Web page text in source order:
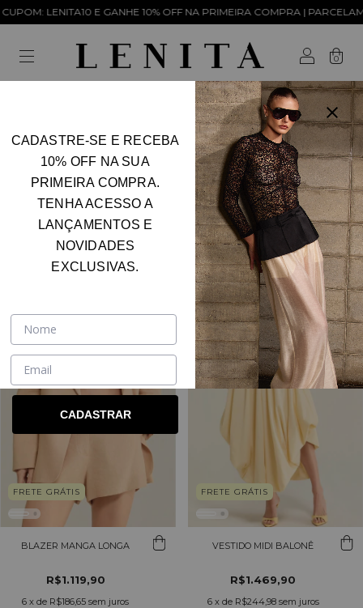
10% OFF NA PRIMEIRA COMPRA | PARCELAMENTO EM ATÉ 6x SEM
0
NEW IN FILTRAR
FRETE GRÁTIS
BLAZER MANGA LONGA
R$1.119,90
6 x de R$186,65 sem juros
FRETE GRÁTIS
VESTIDO MIDI BALONÊ
R$1.469,90
6 x de R$244,98 sem juros
CADASTRE-SE E RECEBA
10% OFF NA SUA
PRIMEIRA COMPRA.
TENHA ACESSO A
LANÇAMENTOS E
NOVIDADES
EXCLUSIVAS.
CADASTRAR